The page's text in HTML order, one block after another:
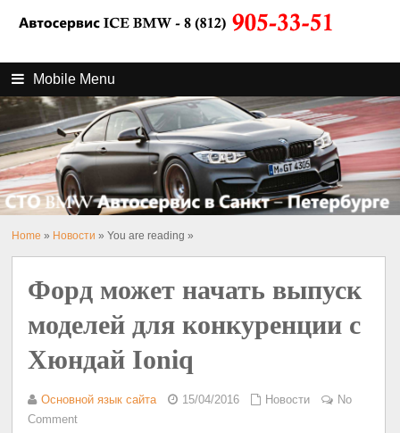
Mobile Menu
Home » Новости » You are reading »
Форд может начать выпуск
моделей для конкуренции с
Хюндай Ioniq
Основной язык сайта 15/04/2016 Новости
No
Comment